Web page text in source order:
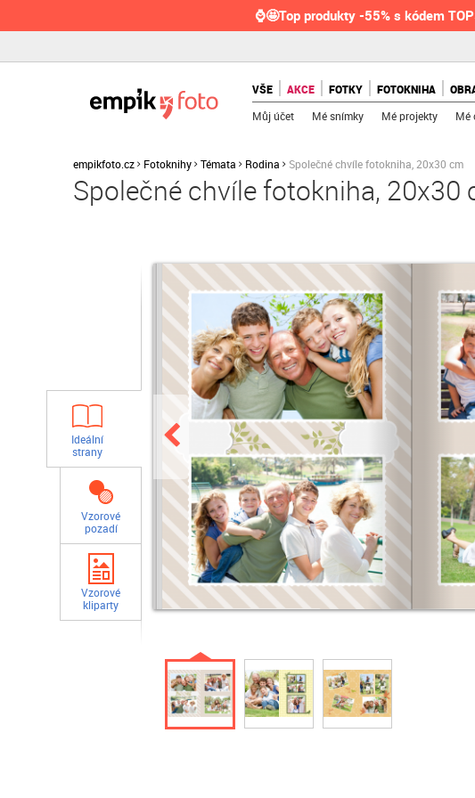
⌚🤩Top produkty -55% s kódem
VŠE AKCE FOTKY FOTOKNIHA
Můj účet Mé snímky Mé projekty Mé
empikfoto.cz Fotoknihy Témata Rodina Společné chvíle fotokniha, 20x30 cm
Společné chvíle fotokniha, 20x30
Ideální
strany
Vzorové
pozadí
Vzorové
kliparty